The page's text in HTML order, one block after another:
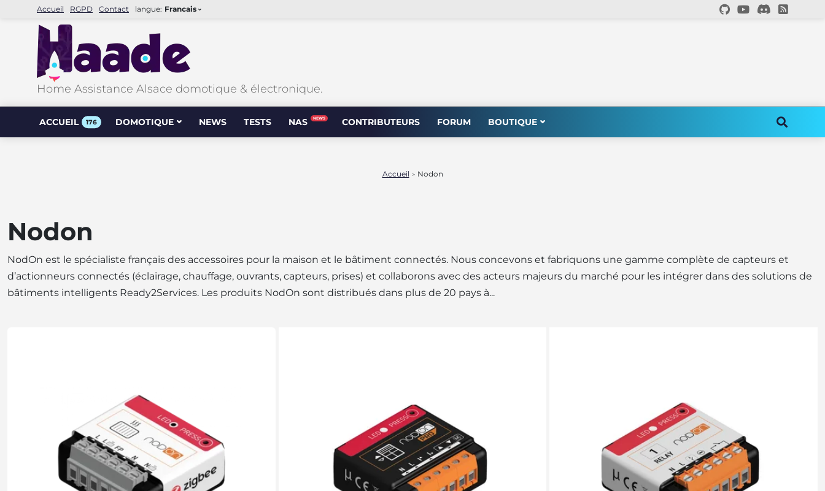
Accueil RGPD Contact langue: Francais
Home Assistance Alsace domotique & électronique.
ACCUEIL 176 DOMOTIQUE NEWS TESTS NAS NEWS CONTRIBUTEURS FORUM BOUTIQUE
Accueil > Nodon
Nodon
NodOn est le spécialiste français des accessoires pour la maison et le bâtiment connectés. Nous concevons et fabriquons une gamme complète de capteurs et
d’actionneurs connectés (éclairage, chauffage, ouvrants, capteurs, prises) et collaborons avec des acteurs majeurs du marché pour les intégrer dans des solutions de
bâtiments intelligents Ready2Services. Les produits NodOn sont distribués dans plus de 20 pays à...